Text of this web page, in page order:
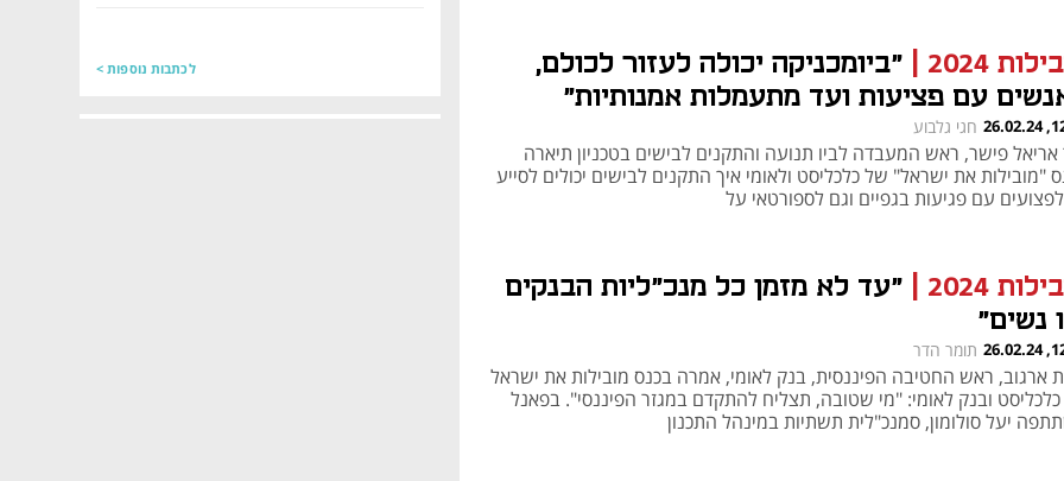
לכתבות נוספות > 2024
"ביומכניקה יכולה לעזור לכולם,
עם פציעות ועד מתעמלות אמנותיות"
חגי גלבוע
פישר, ראש המעבדה לביו תנועה והתקנים לבישים בטכניון תיארה
"מובילות את ישראל" של כלכליסט ולאומי איך התקנים לבישים יכולים לסייע
עם פגיעות בגפיים וגם לספורטאי על
2024
"עד לא מזמן כל מנכ"ליות הבנקים
נשים"
תומר הדר
ארגוב, ראש החטיבה הפיננסית, בנק לאומי, אמרה בכנס מובילות את ישראל
ובנק לאומי: "מי שטובה, תצליח להתקדם במגזר הפיננסי". בפאנל
יעל סולומון, סמנכ"לית תשתיות במינהל התכנון